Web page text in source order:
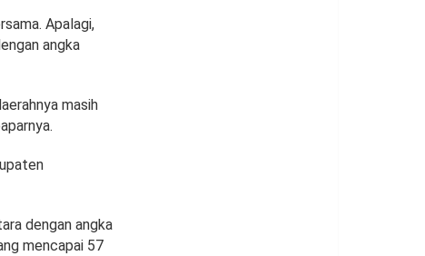
Apalagi,
angka
masih
dengan angka
mencapai 57